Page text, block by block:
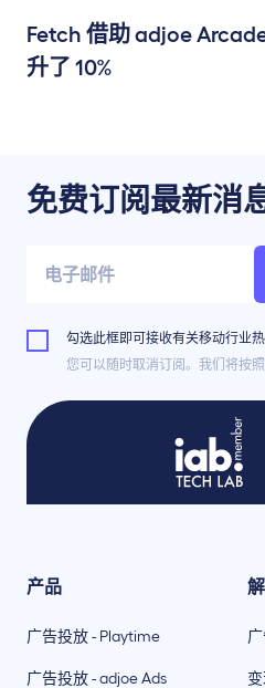
Fetch 借助 adjoe
升了 10%
免费订阅最新消
勾选此框即可接收有关移动行业
您可以随时取消订阅。我们将按
产品
广告投放 - Playtime
广告投放 - adjoe Ads